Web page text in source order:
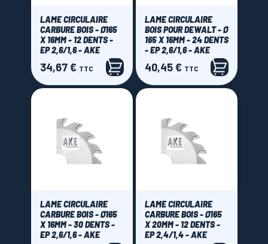
LAME CIRCULAIRE
CARBURE BOIS - Ø165
X 16MM - 12 DENTS -
EP 2,6/1,6 - AKE
Prix
34,67 € TTC
LAME CIRCULAIRE
BOIS POUR DEWALT - Ø
165 X 16MM - 24 DENTS
- EP 2,6/1,6 - AKE
Prix
40,45 € TTC
LAME CIRCULAIRE
CARBURE BOIS - Ø165
X 16MM - 30 DENTS -
EP 2,6/1,6 - AKE
LAME CIRCULAIRE
CARBURE BOIS - Ø165
X 20MM - 12 DENTS -
EP 2,4/1,4 - AKE